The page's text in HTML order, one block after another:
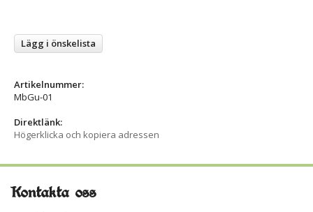
Lägg i önskelista
Artikelnummer:
MbGu-01
Direktlänk:
Högerklicka och kopiera adressen
Kontakta oss